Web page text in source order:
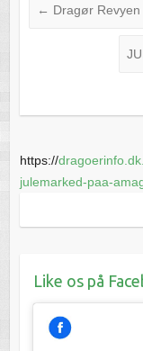
← Dragør Revyen
https://
julemarked-paa-
Like os på